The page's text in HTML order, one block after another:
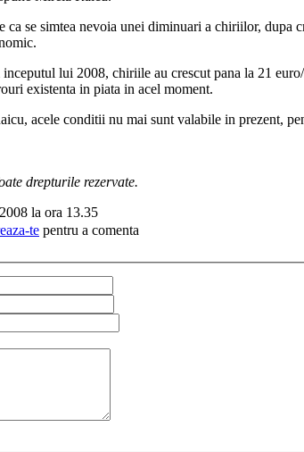
ca se simtea nevoia unei diminuari a chiriilor, dupa
lui 2008, chiriile au crescut pana la 21
existenta in piata in acel moment.
acele conditii nu mai sunt valabile in prezent,
drepturile rezervate.
la ora 13.35
te pentru a comenta